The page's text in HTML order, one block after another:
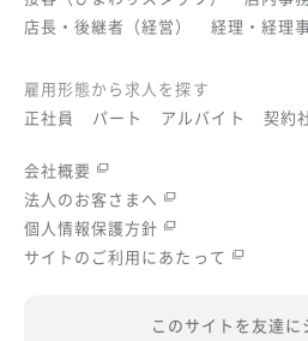
会社概要
法人のお客さまへ
個人情報保護方針
サイトのご利用にあたって
このサイトを友達に
店長・後継者（経営）
経理・経理
雇用形態から求人を探す
正社員
パート アルバイト 契約